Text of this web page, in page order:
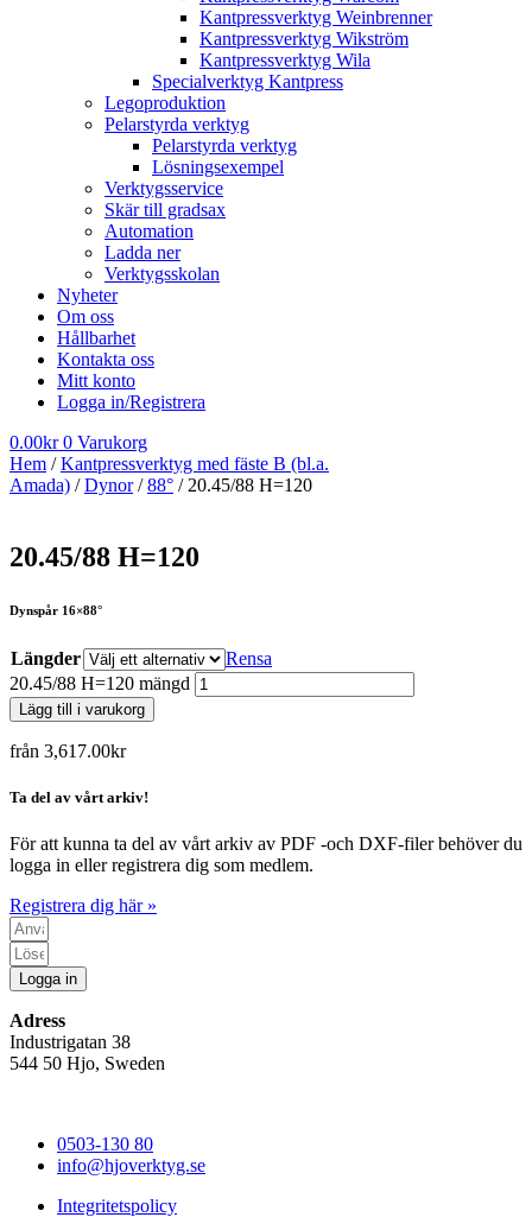
Kantpressverktyg Weinbrenner
Kantpressverktyg Wikström
Kantpressverktyg Wila
Specialverktyg Kantpress
Legoproduktion
Pelarstyrda verktyg
Pelarstyrda verktyg
Lösningsexempel
Verktygsservice
Skär till gradsax
Automation
Ladda ner
Verktygsskolan
Nyheter
Om oss
Hållbarhet
Kontakta oss
Mitt konto
Logga in/Registrera
0.00kr 0 Varukorg
Hem /Kantpressverktyg med fäste B (bl.a.
Amada) /Dynor/88° / 20.45/88 H=120
20.45/88 H=120
Dynspår 16×88°
Längder
Rensa
20.45/88 H=120 mängd
Lägg till i varukorg
från 3,617.00kr
Ta del av vårt arkiv!
För att kunna ta del av vårt arkiv av PDF -och DXF-filer behöver du
logga in eller registrera dig som medlem.
Registrera dig här »
Logga in
Adress
Industrigatan 38
544 50 Hjo, Sweden
0503-130 80
info@hjoverktyg.se
Integritetspolicy